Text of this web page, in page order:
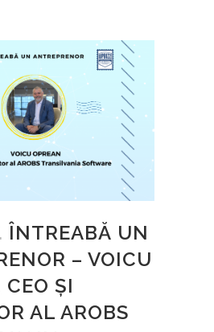
ÎNTREABĂ UN
– VOICU
CEO ȘI
AL AROBS